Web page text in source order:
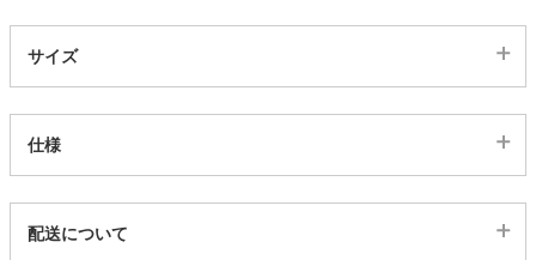
GY＆NA/2ss03003207
サイズ
仕様
2ss03003202
配送について